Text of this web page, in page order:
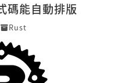
能自動排版
Rust